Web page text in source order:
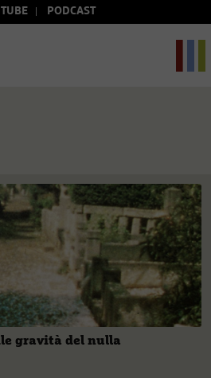
PODCAST
gravità del nulla